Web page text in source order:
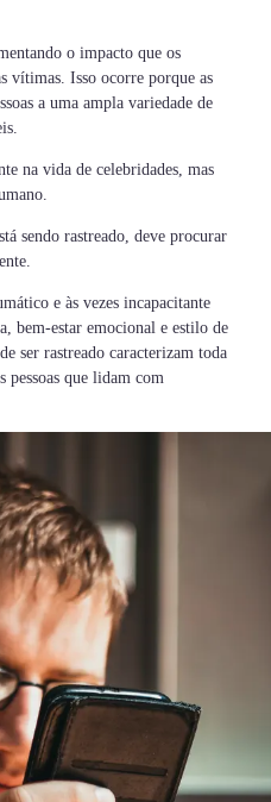
o impacto que os
vítimas. Isso ocorre porque as
a uma ampla variedade de
na vida de celebridades, mas
sendo rastreado, deve procurar
e às vezes incapacitante
bem-estar emocional e estilo de
ser rastreado caracterizam toda
que lidam com